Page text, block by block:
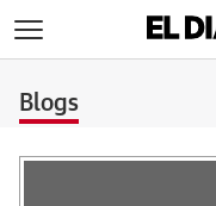
Blogs